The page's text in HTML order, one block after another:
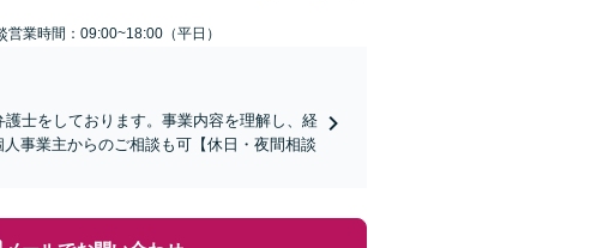
営業時間：09:00~18:00（平日）
士をしております。事業内容を理解し、経
事業主からのご相談も可【休日・夜間相談